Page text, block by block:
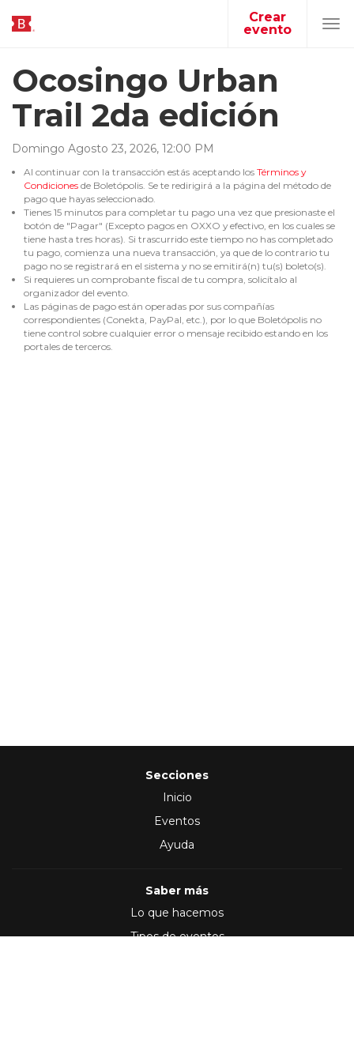
Crear
evento
Ocosingo Urban
Trail 2da edición
Domingo Agosto 23, 2026, 12:00 PM
Al continuar con la transacción estás aceptando los Términos y
Condiciones de Boletópolis. Se te redirigirá a la página del método de
pago que hayas seleccionado.
Tienes 15 minutos para completar tu pago una vez que presionaste el
botón de "Pagar" (Excepto pagos en OXXO y efectivo, en los cuales se
tiene hasta tres horas). Si trascurrido este tiempo no has completado
tu pago, comienza una nueva transacción, ya que de lo contrario tu
pago no se registrará en el sistema y no se emitirá(n) tu(s) boleto(s).
Si requieres un comprobante fiscal de tu compra, solicítalo al
organizador del evento.
Las páginas de pago están operadas por sus compañías
correspondientes (Conekta, PayPal, etc.), por lo que Boletópolis no
tiene control sobre cualquier error o mensaje recibido estando en los
portales de terceros.
Secciones
Inicio
Eventos
Ayuda
Saber más
Lo que hacemos
Tipos de eventos